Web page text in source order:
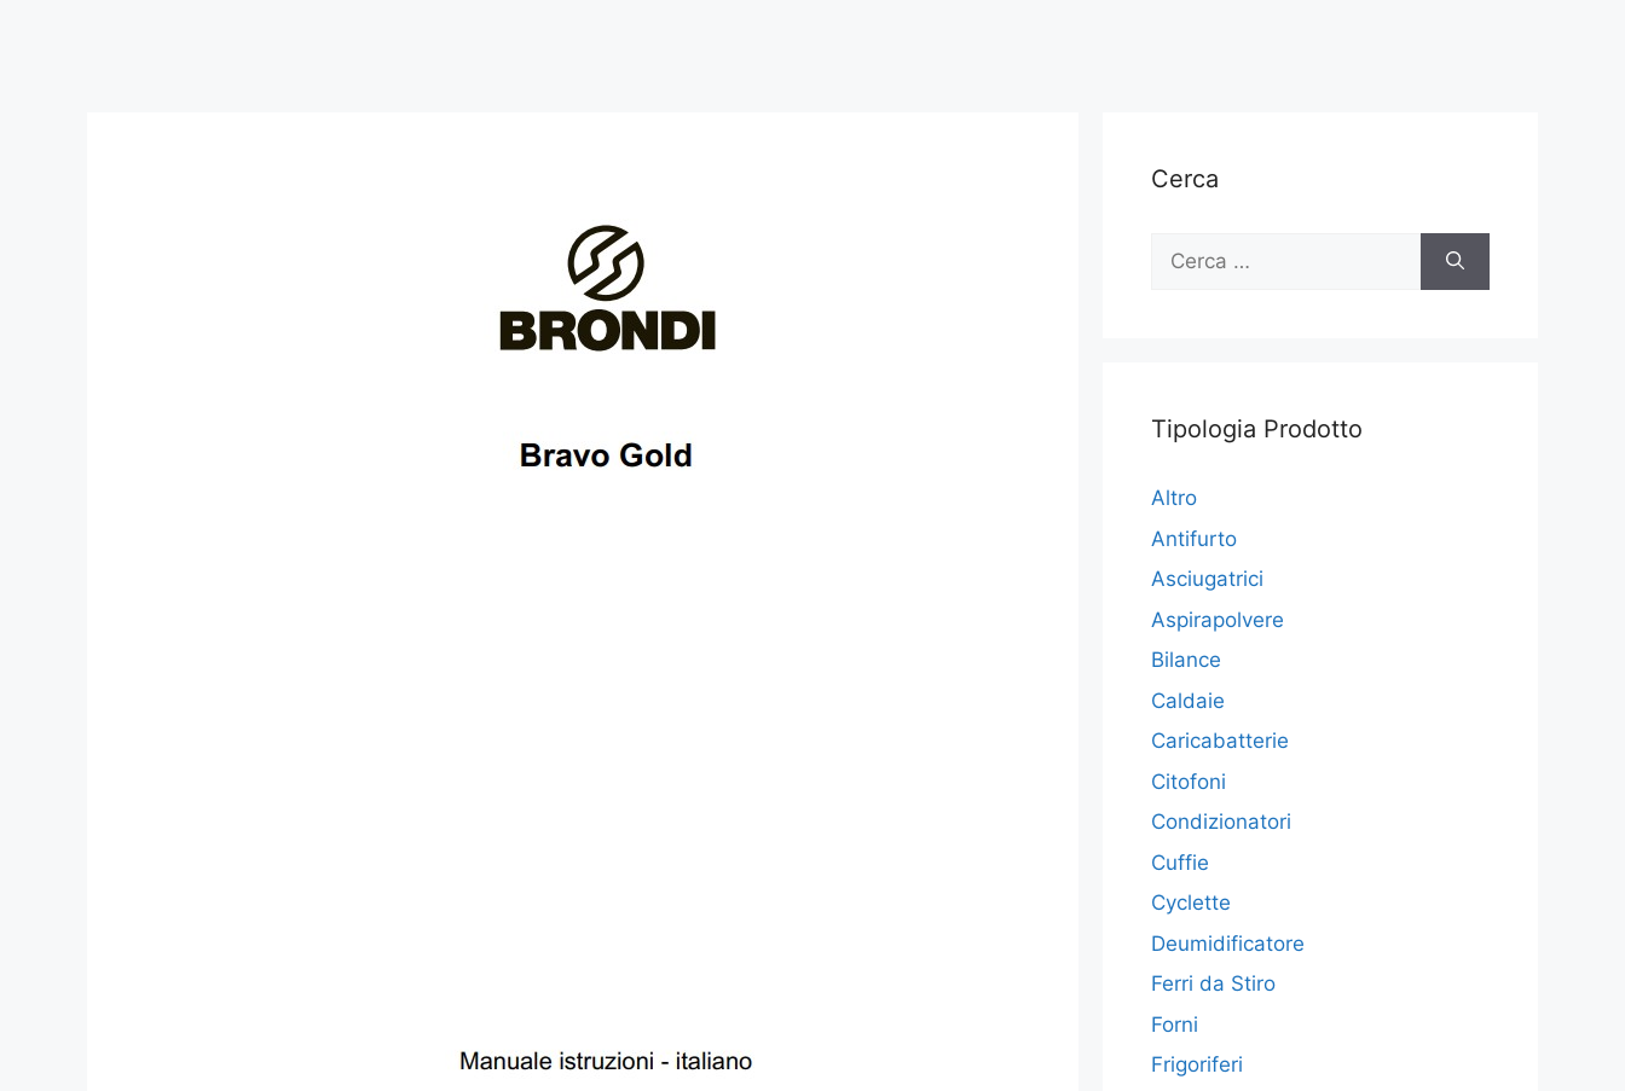
Cerca
Ricerca
Tipologia Prodotto
Altro
Antifurto
Asciugatrici
Aspirapolvere
Bilance
Caldaie
Caricabatterie
Citofoni
Condizionatori
Cuffie
Cyclette
Deumidificatore
Ferri da Stiro
Forni
Frigoriferi